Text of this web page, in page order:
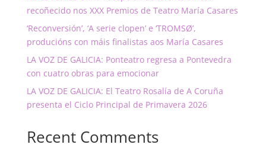
recoñecido nos XXX Premios de Teatro María Casares
‘Reconversión’, ‘A serie clopen’ e ‘TROMSØ’,
producións con máis finalistas aos María Casares
LA VOZ DE GALICIA: Ponteatro regresa a Pontevedra
con cuatro obras para emocionar
LA VOZ DE GALICIA: El Teatro Rosalía de A Coruña
presenta el Ciclo Principal de Primavera 2026
Recent Comments